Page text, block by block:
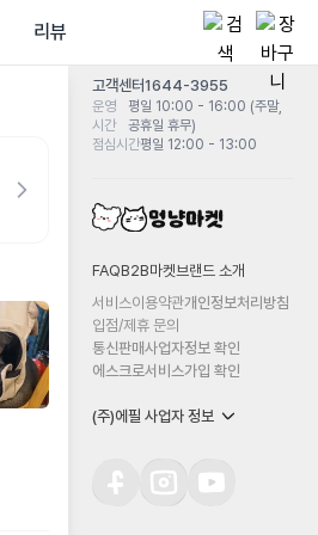
리뷰
고객센터1644-3955
운영
시간
평일 10:00 - 16:00 (주말,
공휴일 휴무)
점심시간평일 12:00 - 13:00
FAQB2B마켓 브랜드 소개
서비스이용약관개인정보처리방침
입점/제휴 문의
통신판매사업자정보 확인
에스크로서비스가입 확인
(주)에필 사업자 정보